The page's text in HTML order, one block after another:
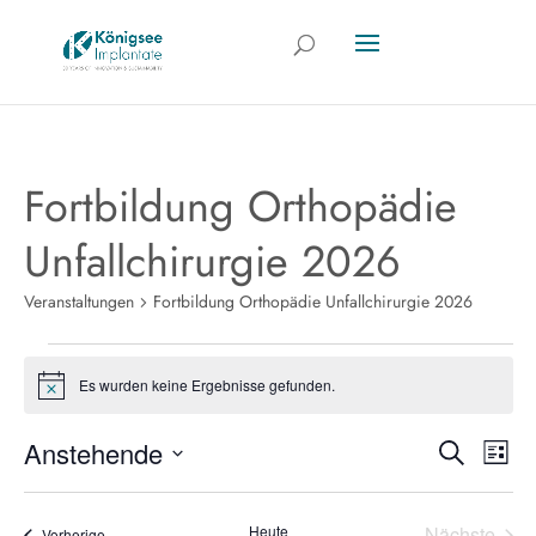
Fortbildung Orthopädie
Unfallchirurgie 2026
Veranstaltungen Fortbildung Orthopädie Unfallchirurgie 2026
Veranstaltungen
HinweisEs wurden keine Ergebnisse gefunden.
Suche
Suche Liste
Anstehende
Datum
Heute